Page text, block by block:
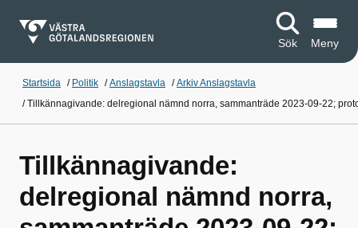
Sök Meny
Startsida / Politik /Anslagstavla /Arkiv Anslagstavla
/Tillkännagivande: delregional nämnd norra, sammanträde 2023-09-22;
Tillkännagivande:
delregional nämnd norra,